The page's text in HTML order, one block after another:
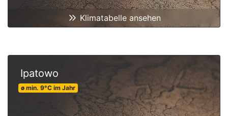
Klimatabelle ansehen
Ipatowo
ø min. 9°C im Jahr